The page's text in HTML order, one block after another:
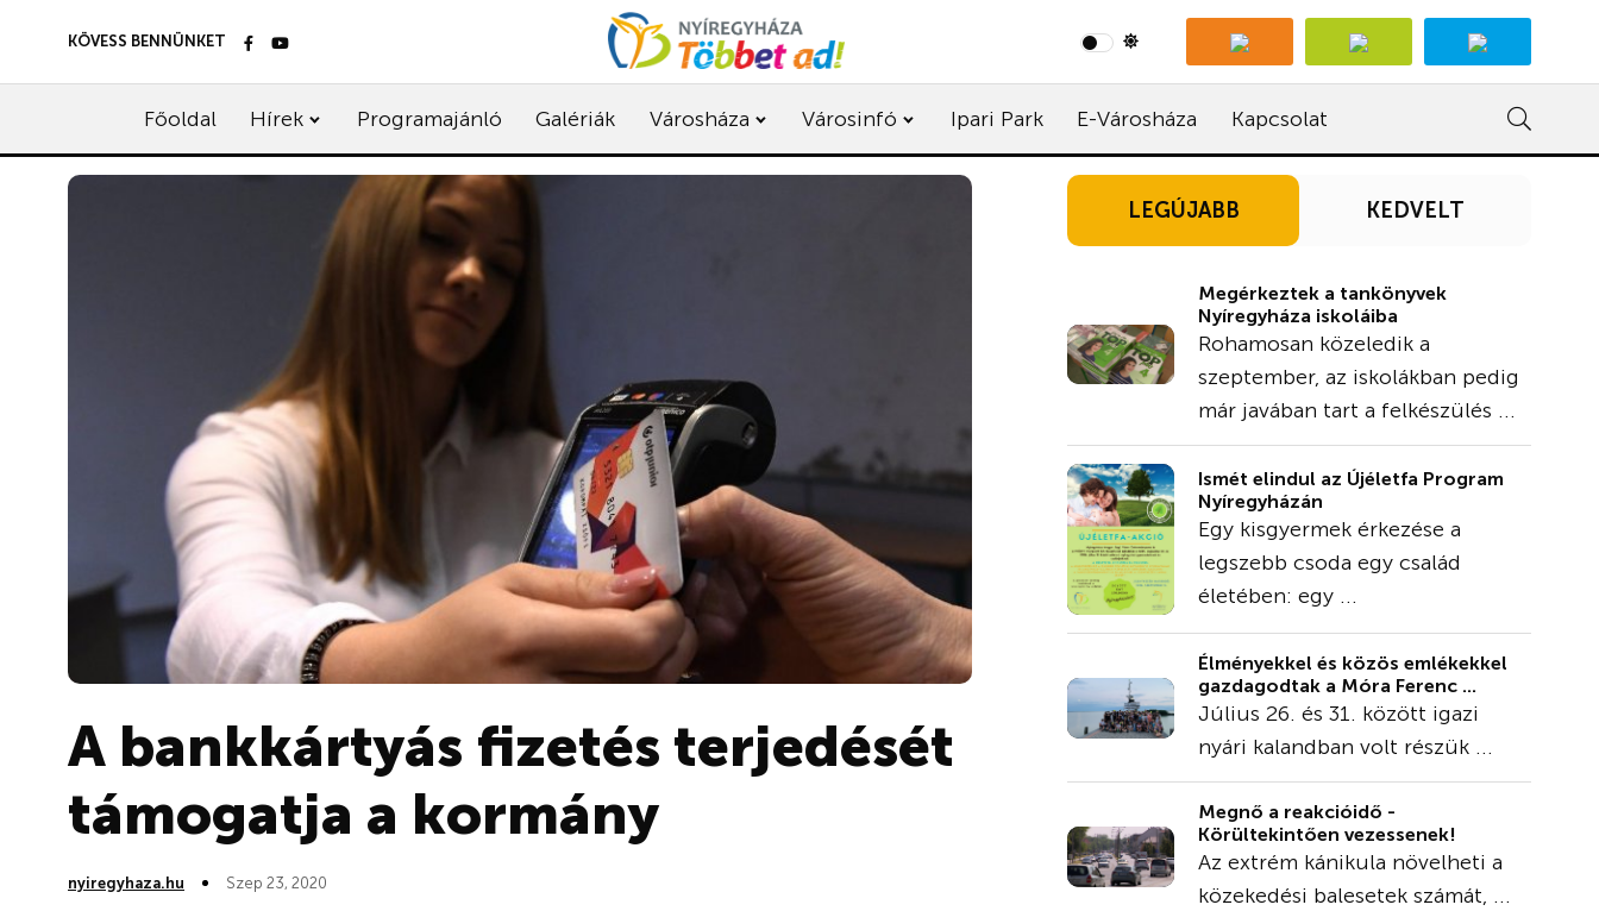
KÖVESS BENNÜNKET
Főoldal Hírek Programajánló Galériák Városháza Városinfó Ipari Park E-Városháza Kapcsolat
A bankkártyás fizetés terjedését
támogatja a kormány
nyiregyhaza.hu Szep 23, 2020
LEGÚJABB KEDVELT
Megérkeztek a tankönyvek
Nyíregyháza iskoláiba
Rohamosan közeledik a
szeptember, az iskolákban pedig
már javában tart a felkészülés ...
Ismét elindul az Újéletfa Program
Nyíregyházán
Egy kisgyermek érkezése a
legszebb csoda egy család
életében: egy ...
Élményekkel és közös emlékekkel
gazdagodtak a Móra Ferenc ...
Július 26. és 31. között igazi
nyári kalandban volt részük ...
Megnő a reakcióidő -
Körültekintően vezessenek!
Az extrém kánikula növelheti a
közekedési balesetek számát, ...